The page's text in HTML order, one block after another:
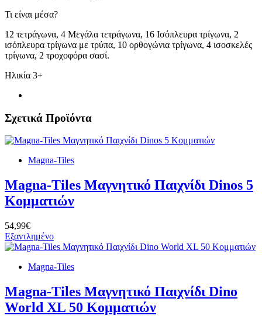
Τι είναι μέσα?
12 τετράγωνα, 4 Μεγάλα τετράγωνα, 16 Ισόπλευρα τρίγωνα, 2
ισόπλευρα τρίγωνα με τρύπα, 10 ορθογώνια τρίγωνα, 4 ισοσκελές
τρίγωνα, 2 τροχοφόρα σασί.
Ηλικία 3+
Σχετικά Προϊόντα
Magna-Tiles
Magna-Tiles Μαγνητικό Παιχνίδι Dinos 5
Κομματιών
54,99€
Εξαντλημένο
Magna-Tiles
Magna-Tiles Μαγνητικό Παιχνίδι Dino
World XL 50 Κομματιών